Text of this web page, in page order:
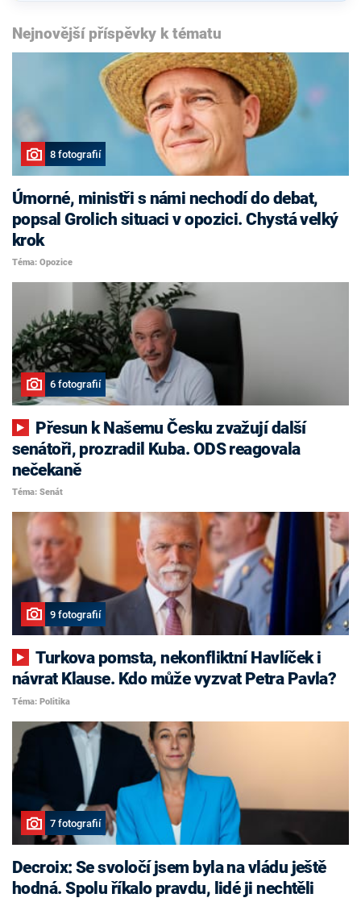
Nejnovější příspěvky k tématu
8 fotografií
Úmorné, ministři s námi nechodí do debat,
popsal Grolich situaci v opozici. Chystá velký
krok
Téma: Opozice
6 fotografií
senátoři, prozradil Kuba. ODS reagovala
nečekaně
Téma: Senát
9 fotografií
Turkova pomsta, nekonfliktní Havlíček i
návrat Klause. Kdo může vyzvat Petra Pavla?
Téma: Politika
7 fotografií
Decroix: Se svoločí jsem byla na vládu ještě
hodná. Spolu říkalo pravdu, lidé ji nechtěli